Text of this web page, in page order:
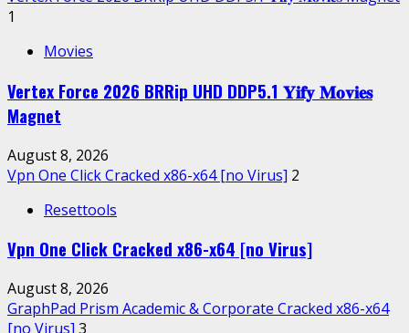
1
Movies
Vertex Force 2026 BRRip UHD DDP5.1 𝐘𝐢𝐟𝐲 𝐌𝐨𝐯𝐢𝐞𝐬
Magnet
August 8, 2026
Vpn One Click Cracked x86-x64 [no Virus] 2
Resettools
Vpn One Click Cracked x86-x64 [no Virus]
August 8, 2026
GraphPad Prism Academic & Corporate Cracked x86-x64
[no Virus] 3